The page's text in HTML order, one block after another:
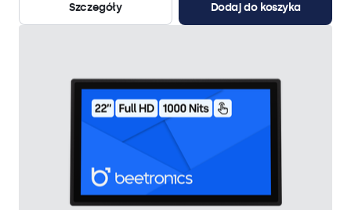
Szczegóły
Dodaj do koszyka